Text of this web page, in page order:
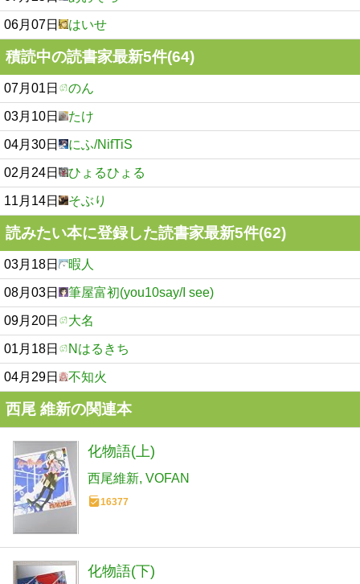
06月07日 はいせ
積読中の読書家最新5件(64)
07月01日 のん
03月10日 たけ
04月30日 にふ/NifTiS
02月24日 ひょるひょる
11月14日 そぶり
読みたい本に登録した読書家最新5件(62)
03月18日 暇人
08月03日 筆屋富初(you10say/I see)
09月20日 大名
01月18日 Nはるきち
04月29日 不知火
西尾 維新の関連本
化物語(上)
西尾維新 VOFAN
16377
化物語(下)